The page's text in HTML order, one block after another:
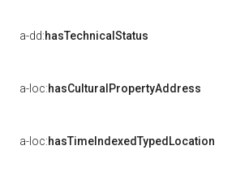
a-dd:hasTechnicalStatus
a-loc:hasCulturalPropertyAddress
a-loc:hasTimeIndexedTypedLocation